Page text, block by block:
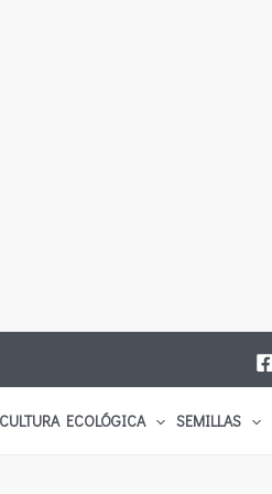
ECOLÓGICA SEMILLAS